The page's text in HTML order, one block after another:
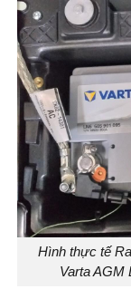
Hình thực tế
Varta AGM